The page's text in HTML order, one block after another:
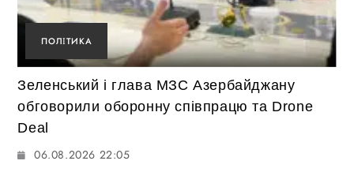
ПОЛІТИКА
Зеленський і глава МЗС Азербайджану
обговорили оборонну співпрацю та Drone
Deal
06.08.2026 22:05